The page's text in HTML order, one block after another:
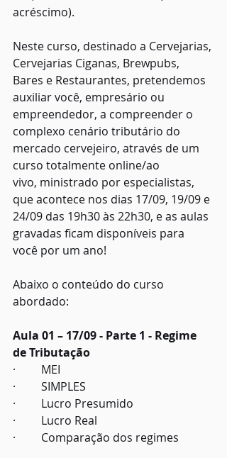
acréscimo).
Neste curso, destinado a Cervejarias,
Cervejarias Ciganas, Brewpubs,
Bares e Restaurantes, pretendemos
auxiliar você, empresário ou
empreendedor, a compreender o
complexo cenário tributário do
mercado cervejeiro, através de um
curso totalmente online/ao
vivo, ministrado por especialistas,
que acontece nos dias 17/09, 19/09 e
24/09 das 19h30 às 22h30, e as aulas
gravadas ficam disponíveis para
você por um ano!
Abaixo o conteúdo do curso
abordado:
Aula 01 – 17/09 - Parte 1 - Regime
de Tributação
·         MEI
·         SIMPLES
·         Lucro Presumido
·         Lucro Real
·         Comparação dos regimes